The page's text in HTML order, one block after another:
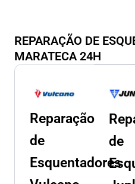
REPARAÇÃO DE
MARATECA 24H
Reparação
de
Esquentadores
de